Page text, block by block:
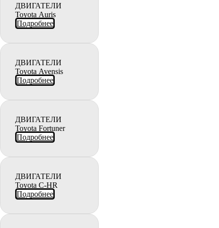
ДВИГАТЕЛИ
Toyota Auris
Подробнее
ДВИГАТЕЛИ
Toyota Avensis
Подробнее
ДВИГАТЕЛИ
Toyota Fortuner
Подробнее
ДВИГАТЕЛИ
Toyota C-HR
Подробнее